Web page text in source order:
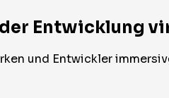
Entwicklung
und Entwickler